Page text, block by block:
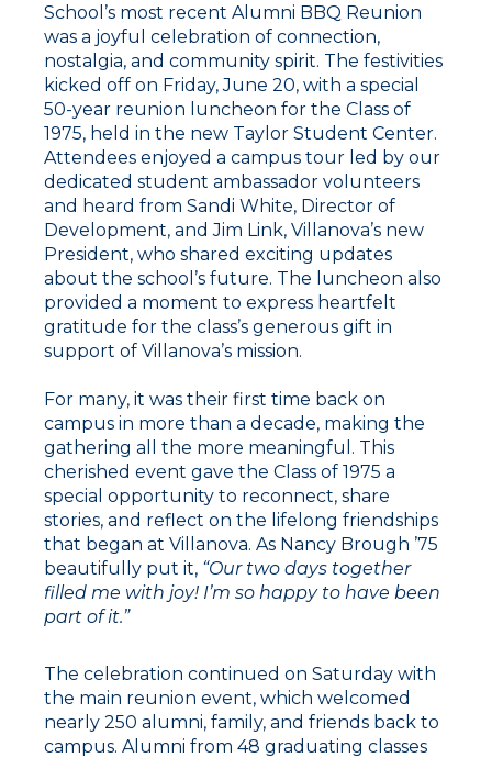
School’s most recent Alumni BBQ Reunion
was a joyful celebration of connection,
nostalgia, and community spirit. The festivities
kicked off on Friday, June 20, with a special
50-year reunion luncheon for the Class of
1975, held in the new Taylor Student Center.
Attendees enjoyed a campus tour led by our
dedicated student ambassador volunteers
and heard from Sandi White, Director of
Development, and Jim Link, Villanova’s new
President, who shared exciting updates
about the school’s future. The luncheon also
provided a moment to express heartfelt
gratitude for the class’s generous gift in
support of Villanova’s mission.
For many, it was their first time back on
campus in more than a decade, making the
gathering all the more meaningful. This
cherished event gave the Class of 1975 a
special opportunity to reconnect, share
stories, and reflect on the lifelong friendships
that began at Villanova. As Nancy Brough ’75
beautifully put it, “Our two days together
filled me with joy! I’m so happy to have been
part of it.”
The celebration continued on Saturday with
the main reunion event, which welcomed
nearly 250 alumni, family, and friends back to
campus. Alumni from 48 graduating classes